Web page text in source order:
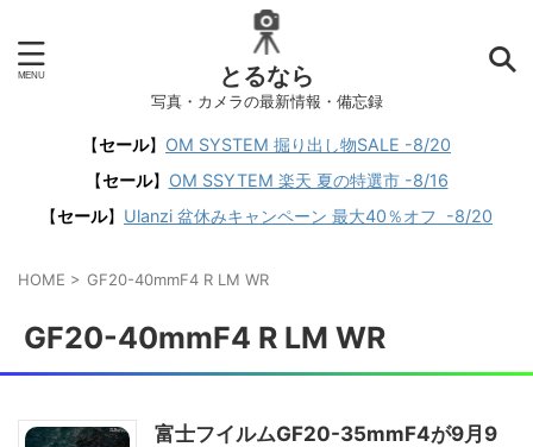
とるなら
写真・カメラの最新情報・備忘録
【セール】 OM SYSTEM 掘り出し物SALE -8/20
【セール】 OM SSYTEM 楽天 夏の特選市 -8/16
【セール】 Ulanzi 盆休みキャンペーン 最大40％オフ -8/20
HOME > GF20-40mmF4 R LM WR
GF20-40mmF4 R LM WR
富士フイルムGF20-35mmF4が9月9